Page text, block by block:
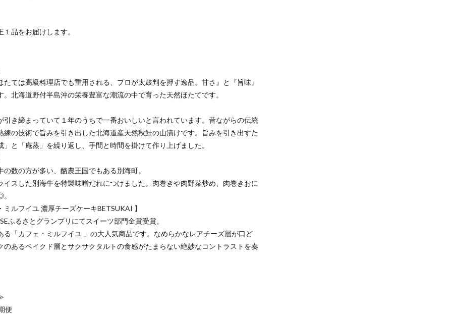
１品をお届けします。
たては高級料理店でも重用される、プロが太鼓判を押す逸品。甘さ』と『旨味』
。北海道野付半島沖の栄養豊富な潮流の中で育った天然ほたてです。
引き締まっていて１年のうちで一番おいしいと言われています。昔ながらの伝統
練の技術で旨みを引き出した北海道産天然秋鮭の山漬けです。旨みを引き出すた
」と「庵蒸」を繰り返し、手間と時間を掛けて作り上げました。
の数の方が多い、酪農王国でもある別海町。
イスした別海牛を特製味噌だれにつけました。肉巻きや肉野菜炒め、肉巻きおに
ミルフイユ 濃厚チーズケーキBETSUKAI 】
ふるさとグランプリにてスイーツ部門金賞受賞。
る「カフェ・ミルフイユ 」の大人気商品です。なめらかなレアチーズ層が口ど
のあるベイクド層とサクサクタルトの食感がたまらない絶妙なコントラストを奏
便